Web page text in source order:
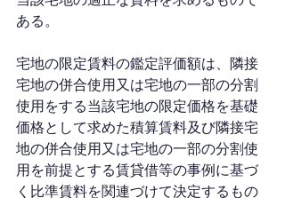
ある。
宅地の限定賃料の鑑定評価額は、隣接
宅地の併合使用又は宅地の一部の分割
使用をする当該宅地の限定価格を基礎
価格として求めた積算賃料及び隣接宅
地の併合使用又は宅地の一部の分割使
用を前提とする賃貸借等の事例に基づ
く比準賃料を関連づけて決定するもの